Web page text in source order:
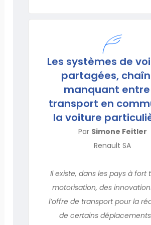
Les systèmes de
partagées,
manquant entre
transport en
la voiture
Par Simone Feitler
Renault SA
Il existe, dans les pays à fort
motorisation, des
l’offre de transport pour la
de certains